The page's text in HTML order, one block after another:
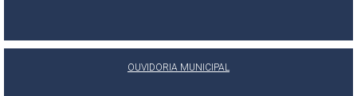
OUVIDORIA MUNICIPAL